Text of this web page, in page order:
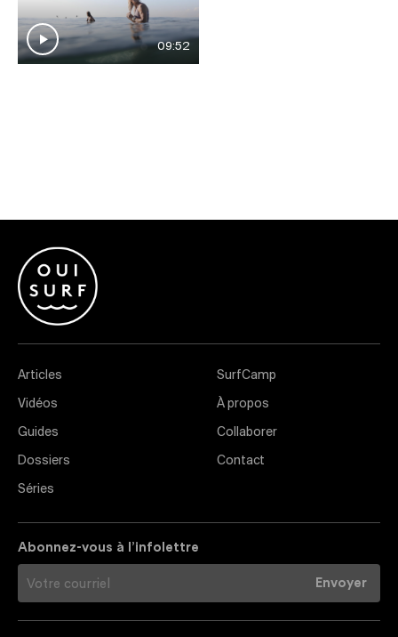
09:52
Articles
Vidéos
Guides
Dossiers
Séries
SurfCamp
À propos
Collaborer
Contact
Abonnez-vous à l’infolettre